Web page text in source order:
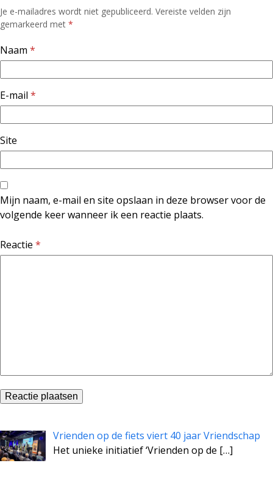
Je e-mailadres wordt niet gepubliceerd. Vereiste velden zijn
gemarkeerd met *
Naam *
E-mail *
Site
Mijn naam, e-mail en site opslaan in deze browser voor de
volgende keer wanneer ik een reactie plaats.
Reactie *
Vrienden op de fiets viert 40 jaar Vriendschap
Het unieke initiatief ‘Vrienden op de […]